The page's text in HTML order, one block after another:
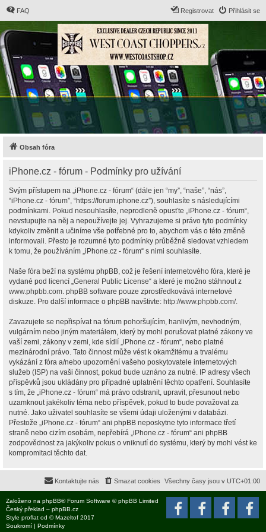
FAQ Přihlásit se
Registrovat
Obsah fóra
iPhone.cz - fórum - Podmínky pro užívání
Svým přístupem na „iPhone.cz - fórum“ (dále jen “my”, “naše”, “nás”,
“iPhone.cz - fórum”, “https://forum.iphone.cz”), souhlasíte s následujícími
podmínkami. Pokud nesouhlasíte, neprodleně opusťte „iPhone.cz - fórum“,
nevstupujte na něj a nepoužívejte jej. Vyhrazujeme si právo tyto podmínky
kdykoliv změnit a učiníme vše potřebné pro to, abychom vás o této změně
informovali. Přesto je rozumné tyto podmínky průběžně sledovat vzhledem
k tomu, že používáním „iPhone.cz - fórum“ s nimi souhlasíte.
Naše fóra beží na systému phpBB, což je řešení internetového fóra, které je
vydané pod licencí „General Public License“ a které je možno stáhnout z
www.phpbb.com. phpBB software pouze zprostředkovává internetové
diskuze. Pro další informace o phpBB navštivte: http://www.phpbb.com/.
Zavazujete se nepřispívat na fórum pohoršujícím, hanlivým, nevhodným,
vulgárním nebo jiným materiálem, který by mohl porušovat platné zákony ve
vaší zemi, zákony v zemi, kde sídlí „iPhone.cz - fórum“, nebo platné
mezinárodní právo. Tato činnost může vést k okamžitému a trvalému
vykázání z fóra a/nebo upozornění vašeho poskytovatele internetových
služeb (ISP) na vaši činnost, pokud bude uznáno za nutné. IP adresy všech
příspěvků jsou ukládány pro případné uplatnění těchto opatření. Souhlasíte
s tím, že „iPhone.cz - fórum“ má právo odstranit, upravit, přesunout nebo
uzamknout jakékoliv téma nebo příspěvek, pokud to bude považovat za
nutné. Jako uživatel souhlasíte se všemi údaji uloženými v databázi.
Přestože „iPhone.cz - fórum“ ani phpBB neposkytne tyto informace třetí
straně nebo cizím osobám, nepřebírá „iPhone.cz - fórum“ ani phpBB
zodpovědnost za jakýkoliv pokus o vniknutí do systému, který by mohl vést ke
kompromitaci těchto dat.
Všechny časy jsou v UTC+01:00
Smazat cookies
Kontaktujte nás
Založeno na phpBB® Forum Software © phpBB Limited
Český překlad – phpBB.cz
Style proflat od ©Mazeltof 2017
Soukromí | Podmínky